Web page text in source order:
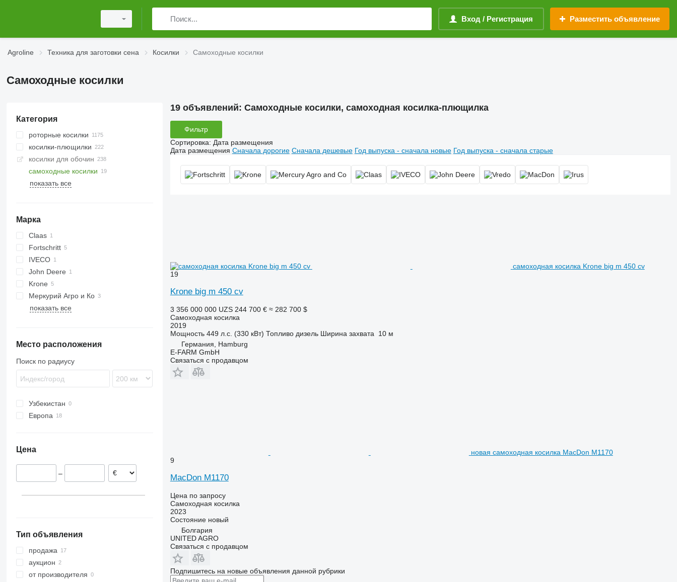
Вход / Регистрация Разместить объявление
Agroline Техника для заготовки сена Косилки Самоходные косилки
Самоходные косилки
Категория
роторные косилки
косилки-плющилки
косилки для обочин
самоходные косилки
показать все
Марка
Claas
Corto
Fortschritt
E series
IVECO
John Deere
Krone
Big M
VT
Меркурий Агро и Ко
показать все
Место расположения
Поиск по радиусу
Узбекистан
Европа
Норвегия
Нидерланды
Цена
–
Тип объявления
продажа
аукцион
от производителя
19 объявлений: Самоходные косилки, самоходная косилка-плющилка
Фильтр
Сортировка: Дата размещения
Дата размещения Сначала дорогие Сначала дешевые Год выпуска - сначала новые Год выпуска - сначала старые
самоходная косилка Krone big m 450 cv
19
Krone big m 450 cv
3 356 000 000 UZS 244 700 € ≈ 282 700 $
Самоходная косилка
2019
Мощность 449 л.с. (330 кВт) Топливо дизель Ширина захвата
10 м
Германия, Hamburg
E-FARM GmbH
Связаться с продавцом
новая самоходная косилка MacDon M1170
9
MacDon M1170
Цена по запросу
Самоходная косилка
2023
Состояниеновый
Болгария
UNITED AGRO
Связаться с продавцом
Подпишитесь на новые объявления данной рубрики